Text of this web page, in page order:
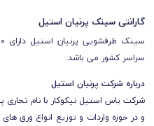
گارانتی سینک پرنیان استیل
سراسر کشور می باشد.
درباره شرکت پرنیان استیل
و در حوزه واردات و توزیع انواع ورق